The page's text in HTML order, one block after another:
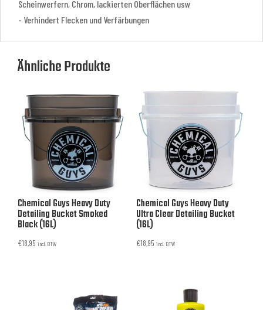
Scheinwerfern, Chrom, lackierten Oberflächen usw
- Verhindert Flecken und Verfärbungen
Ähnliche Produkte
Chemical Guys Heavy Duty
Detailing Bucket Smoked
Black (16L)
€18,95 incl. BTW
Chemical Guys Heavy Duty
Ultra Clear Detailing Bucket
(16L)
€18,95 incl. BTW